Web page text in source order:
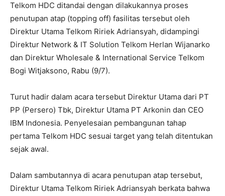
Telkom HDC ditandai dengan dilakukannya proses
penutupan atap (topping off) fasilitas tersebut oleh
Direktur Utama Telkom Ririek Adriansyah, didampingi
Direktur Network & IT Solution Telkom Herlan Wijanarko
dan Direktur Wholesale & International Service Telkom
Bogi Witjaksono, Rabu (9/7).
Turut hadir dalam acara tersebut Direktur Utama dari PT
PP (Persero) Tbk, Direktur Utama PT Arkonin dan CEO
IBM Indonesia. Penyelesaian pembangunan tahap
pertama Telkom HDC sesuai target yang telah ditentukan
sejak awal.
Dalam sambutannya di acara penutupan atap tersebut,
Direktur Utama Telkom Ririek Adriansyah berkata bahwa